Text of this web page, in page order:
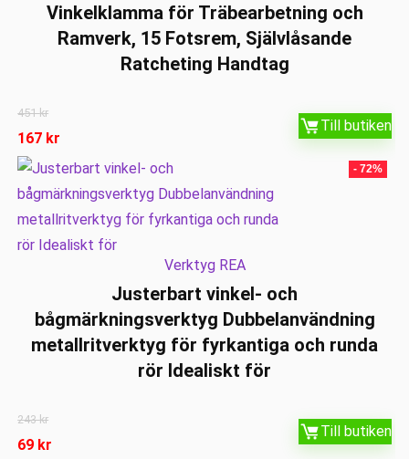
Vinkelklamma för Träbearbetning och
Ramverk, 15 Fotsrem, Självlåsande
Ratcheting Handtag
451kr
167 kr
Till butiken
- 72%
Verktyg REA
Justerbart vinkel- och
bågmärkningsverktyg Dubbelanvändning
metallritverktyg för fyrkantiga och runda
rör Idealiskt för
243kr
69 kr
Till butiken